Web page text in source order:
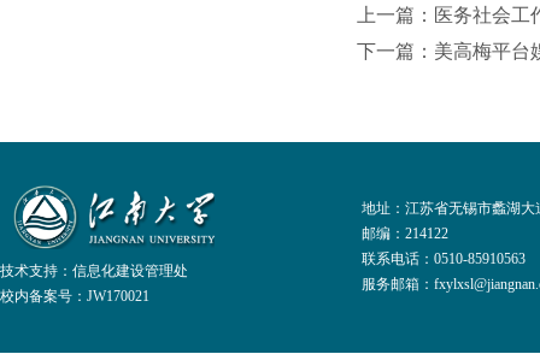
上一篇：医务社会
下一篇：美高梅平台
技术支持： 信息化建设管理处
校内备案号：JW170021
地址：江苏省无锡市蠡湖大
邮编：214122
联系电话：0510-
服务邮箱：